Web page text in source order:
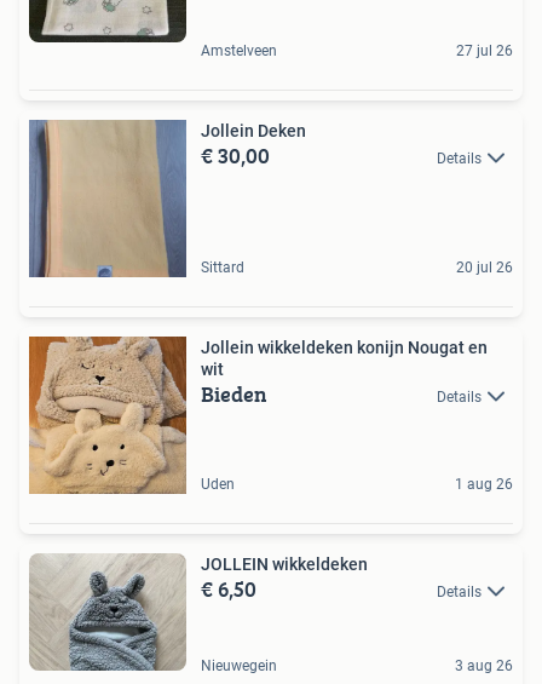
Amstelveen 27 jul 26
Jollein Deken
€ 30,00 Details
Sittard 20 jul 26
Jollein wikkeldeken konijn Nougat en
wit
Bieden Details
Uden 1 aug 26
JOLLEIN wikkeldeken
€ 6,50 Details
Nieuwegein 3 aug 26